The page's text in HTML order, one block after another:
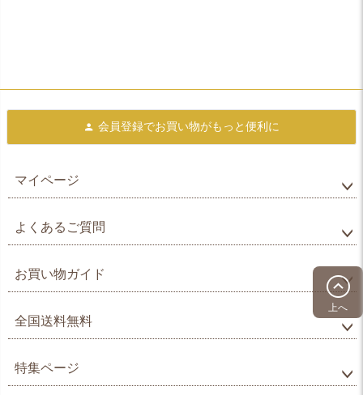
上へ
会員登録でお買い物がもっと便利に
マイページ
よくあるご質問
お買い物ガイド
全国送料無料
特集ページ